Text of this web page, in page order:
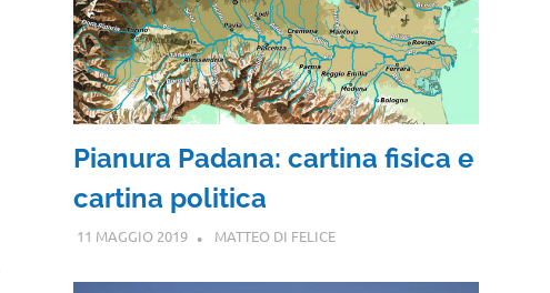
Pianura Padana: cartina fisica e
cartina politica
11 MAGGIO 2019 MATTEO DI FELICE